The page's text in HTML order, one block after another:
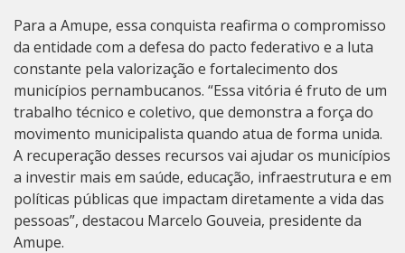
Para a Amupe, essa conquista reafirma o compromisso
da entidade com a defesa do pacto federativo e a luta
constante pela valorização e fortalecimento dos
municípios pernambucanos. “Essa vitória é fruto de um
trabalho técnico e coletivo, que demonstra a força do
movimento municipalista quando atua de forma unida.
A recuperação desses recursos vai ajudar os municípios
a investir mais em saúde, educação, infraestrutura e em
políticas públicas que impactam diretamente a vida das
pessoas”, destacou Marcelo Gouveia, presidente da
Amupe.